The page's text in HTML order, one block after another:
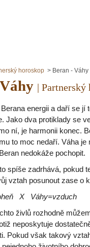
horoskop Beran - Váhy
| Partnerský
energii a daří se
Jako dva protiklady se
ní, je harmonii konec.
to moc nedaří. Váha
nedokáže pochopit.
spíše zadrhává, pokud
vztah posunout zase o
X Váhy=vzduch
živlů rozhodně
neposkytuje
Pokud však takový